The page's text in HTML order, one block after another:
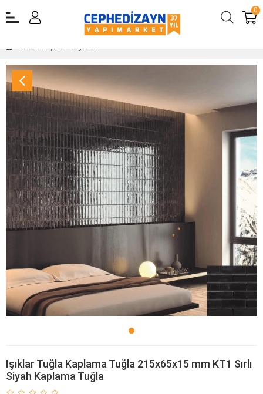
0
Işıklar Tuğla Kaplama Tuğla 215x65x15 mm KT1 Sırlı Siyah Kaplama Tuğla
Işıklar Tuğla Kaplama Tuğla 215x65x15 mm KT1 Sırlı
Siyah Kaplama Tuğla